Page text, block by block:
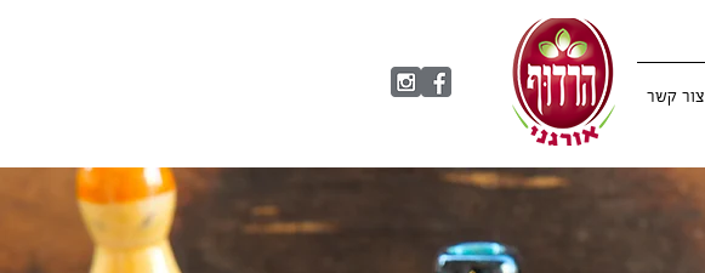
צור קשר